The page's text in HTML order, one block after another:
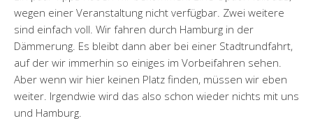
wegen einer Veranstaltung nicht verfügbar. Zwei weitere
sind einfach voll. Wir fahren durch Hamburg in der
Dämmerung. Es bleibt dann aber bei einer Stadtrundfahrt,
auf der wir immerhin so einiges im Vorbeifahren sehen.
Aber wenn wir hier keinen Platz finden, müssen wir eben
weiter. Irgendwie wird das also schon wieder nichts mit uns
und Hamburg.